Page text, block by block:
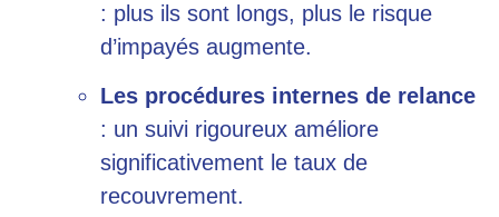
: plus ils sont longs, plus le risque
d’impayés augmente.
Les procédures internes de relance
: un suivi rigoureux améliore
significativement le taux de
recouvrement.